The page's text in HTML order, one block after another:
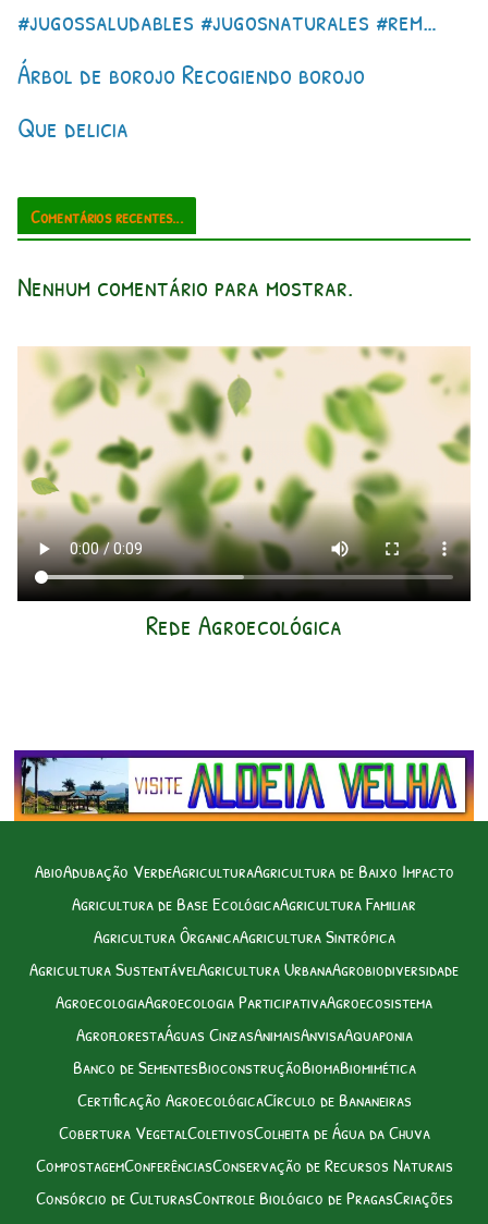
#jugossaludables #jugosnaturales #rem…
Árbol de borojo Recogiendo borojo
Que delicia
Comentários recentes...
Nenhum comentário para mostrar.
Rede Agroecológica
AbioAdubação VerdeAgriculturaAgricultura de Baixo Impacto
Agricultura de Base EcológicaAgricultura Familiar
Agricultura ÔrganicaAgricultura Sintrópica
Agricultura SustentávelAgricultura UrbanaAgrobiodiversidade
AgroecologiaAgroecologia ParticipativaAgroecosistema
AgroflorestaÁguas CinzasAnimaisAnvisaAquaponia
Banco de SementesBioconstruçãoBiomaBiomimética
Certificação AgroecológicaCírculo de Bananeiras
Cobertura VegetalColetivosColheita de Água da Chuva
CompostagemConferênciasConservação de Recursos Naturais
Consórcio de CulturasControle Biológico de PragasCriações